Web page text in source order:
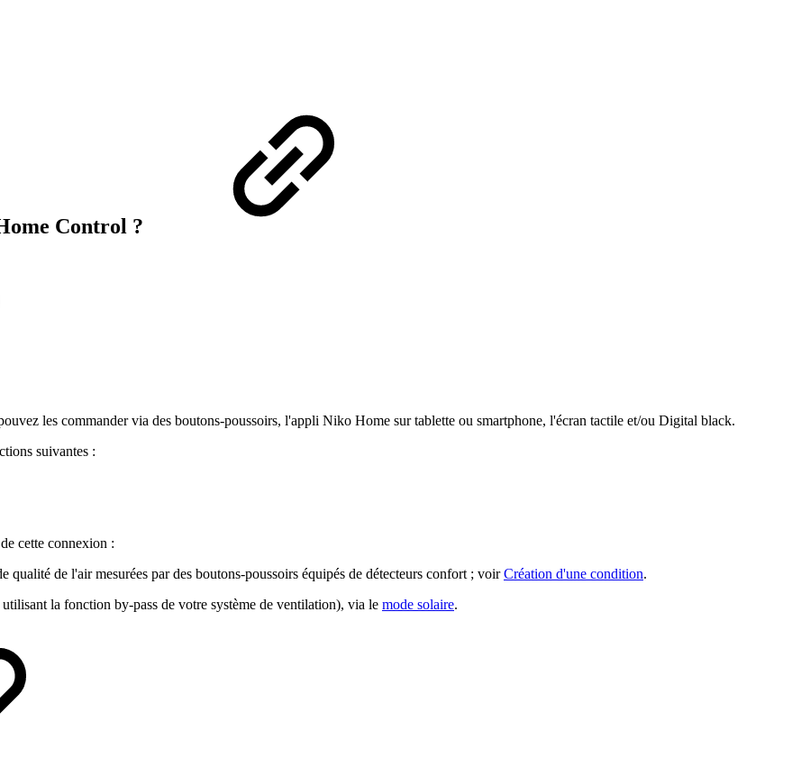
Control ?
les commander via des boutons-poussoirs, l'appli Niko Home sur tablette ou smartphone, l'écran tactile et/ou Digital black.
suivantes :
cette connexion :
de l'air mesurées par des boutons-poussoirs équipés de détecteurs confort ; voirCréation d'une condition.
la fonction by-pass de votre système de ventilation), via le mode solaire.